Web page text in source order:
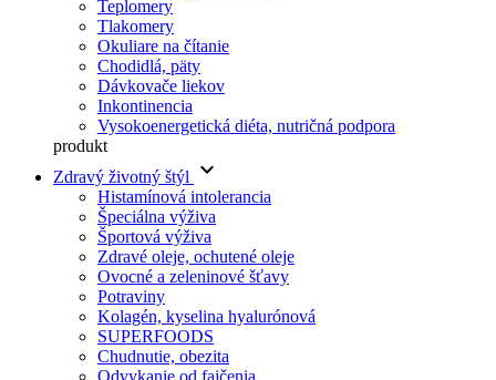
Teplomery
Tlakomery
Okuliare na čítanie
Chodidlá, päty
Dávkovače liekov
Inkontinencia
Vysokoenergetická diéta, nutričná podpora
produkt
Zdravý životný štýl
keyboard_arrow_down
Histamínová intolerancia
Špeciálna výživa
Športová výživa
Zdravé oleje, ochutené oleje
Ovocné a zeleninové šťavy
Potraviny
Kolagén, kyselina hyalurónová
SUPERFOODS
Chudnutie, obezita
Odvykanie od fajčenia